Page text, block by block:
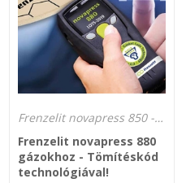
Frenzelit novapress 850 - Frenzelit 880 hidrogén biztonságos tömítése tömítéskód technológiával
Frenzelit novapress 880
gázokhoz - Tömítéskód
technológiával!